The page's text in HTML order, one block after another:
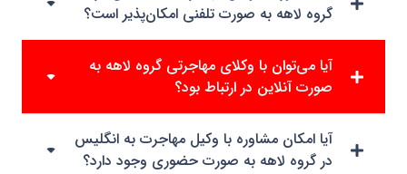
گروه لاهه به صورت تلفنی امکان‌پذیر است؟
آیا می‌توان با وکلای مهاجرتی گروه لاهه به
صورت آنلاین در ارتباط بود؟
آیا امکان مشاوره با وکیل مهاجرت به انگلیس
در گروه لاهه به صورت حضوری وجود دارد؟